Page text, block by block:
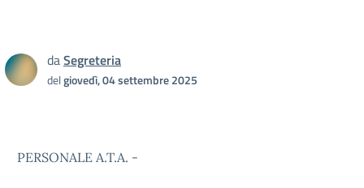
daSegreteria
delgiovedì, 04 settembre 2025
PERSONALE A.T.A. -